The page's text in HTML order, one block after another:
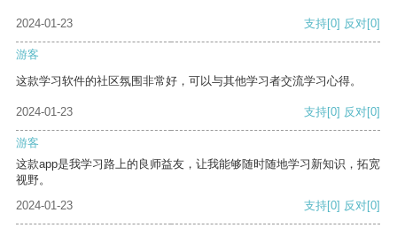
2024-01-23 支持[0] 反对[0]
游客
这款学习软件的社区氛围非常好，可以与其他学习者交流学习心得。
2024-01-23 支持[0] 反对[0]
游客
这款app是我学习路上的良师益友，让我能够随时随地学习新知识，拓宽
视野。
2024-01-23
支持[0] 反对[0]